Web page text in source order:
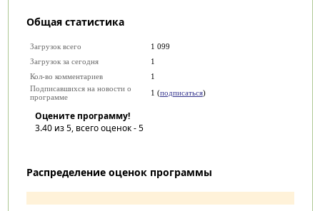
Общая статистика
Загрузок всего
1 099
Загрузок за сегодня
1
Кол-во комментариев
1
Подписавшихся на новости о
программе
1 (подписаться)
Оцените программу!
3.40из 5, всего оценок -5
Распределение оценок программы